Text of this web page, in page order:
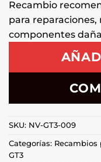
Recambio
para
componentes
SKU: NV-GT3-009
Categorías: Recambios
GT3